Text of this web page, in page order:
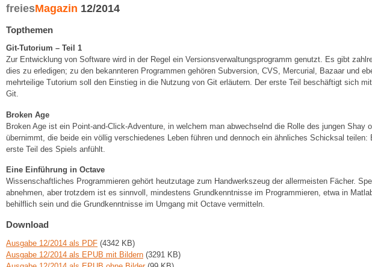
freiesMagazin 12/2014
Topthemen
Git-Tutorium – Teil 1
Zur Entwicklung von Software wird in der Regel ein Versionsverwaltungsprogramm genutzt. Es gibt
dies zu erledigen; zu den bekannteren Programmen gehören Subversion, CVS, Mercurial, Bazaar und
mehrteilige Tutorium soll den Einstieg in die Nutzung von Git erläutern. Der erste Teil beschäftigt sich
Git.
Broken Age
Broken Age ist ein Point-and-Click-Adventure, in welchem man abwechselnd die Rolle des jungen Shay
übernimmt, die beide ein völlig verschiedenes Leben führen und dennoch ein ähnliches Schicksal
erste Teil des Spiels anfühlt.
Eine Einführung in Octave
Wissenschaftliches Programmieren gehört heutzutage zum Handwerkszeug der allermeisten Fächer.
abnehmen, aber trotzdem ist es sinnvoll, mindestens Grundkenntnisse im Programmieren, etwa in
behilflich sein und die Grundkenntnisse im Umgang mit Octave vermitteln.
Download
Ausgabe 12/2014 als PDF (4342 KB)
Ausgabe 12/2014 als EPUB mit Bildern (3291 KB)